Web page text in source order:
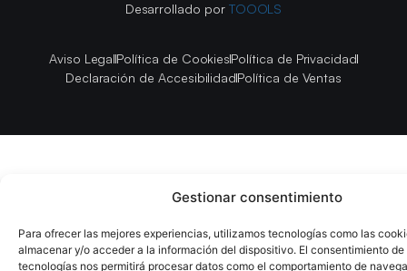
Gestionar consentimiento
Para ofrecer las mejores experiencias, utilizamos tecnologías como las
almacenar y/o acceder a la información del dispositivo. El consentimiento de
tecnologías nos permitirá procesar datos como el comportamiento de
Desarrollado por TOOOLS
Aviso LegalPolítica de CookiesPolítica de Privacidad
Declaración de AccesibilidadPolítica de Ventas